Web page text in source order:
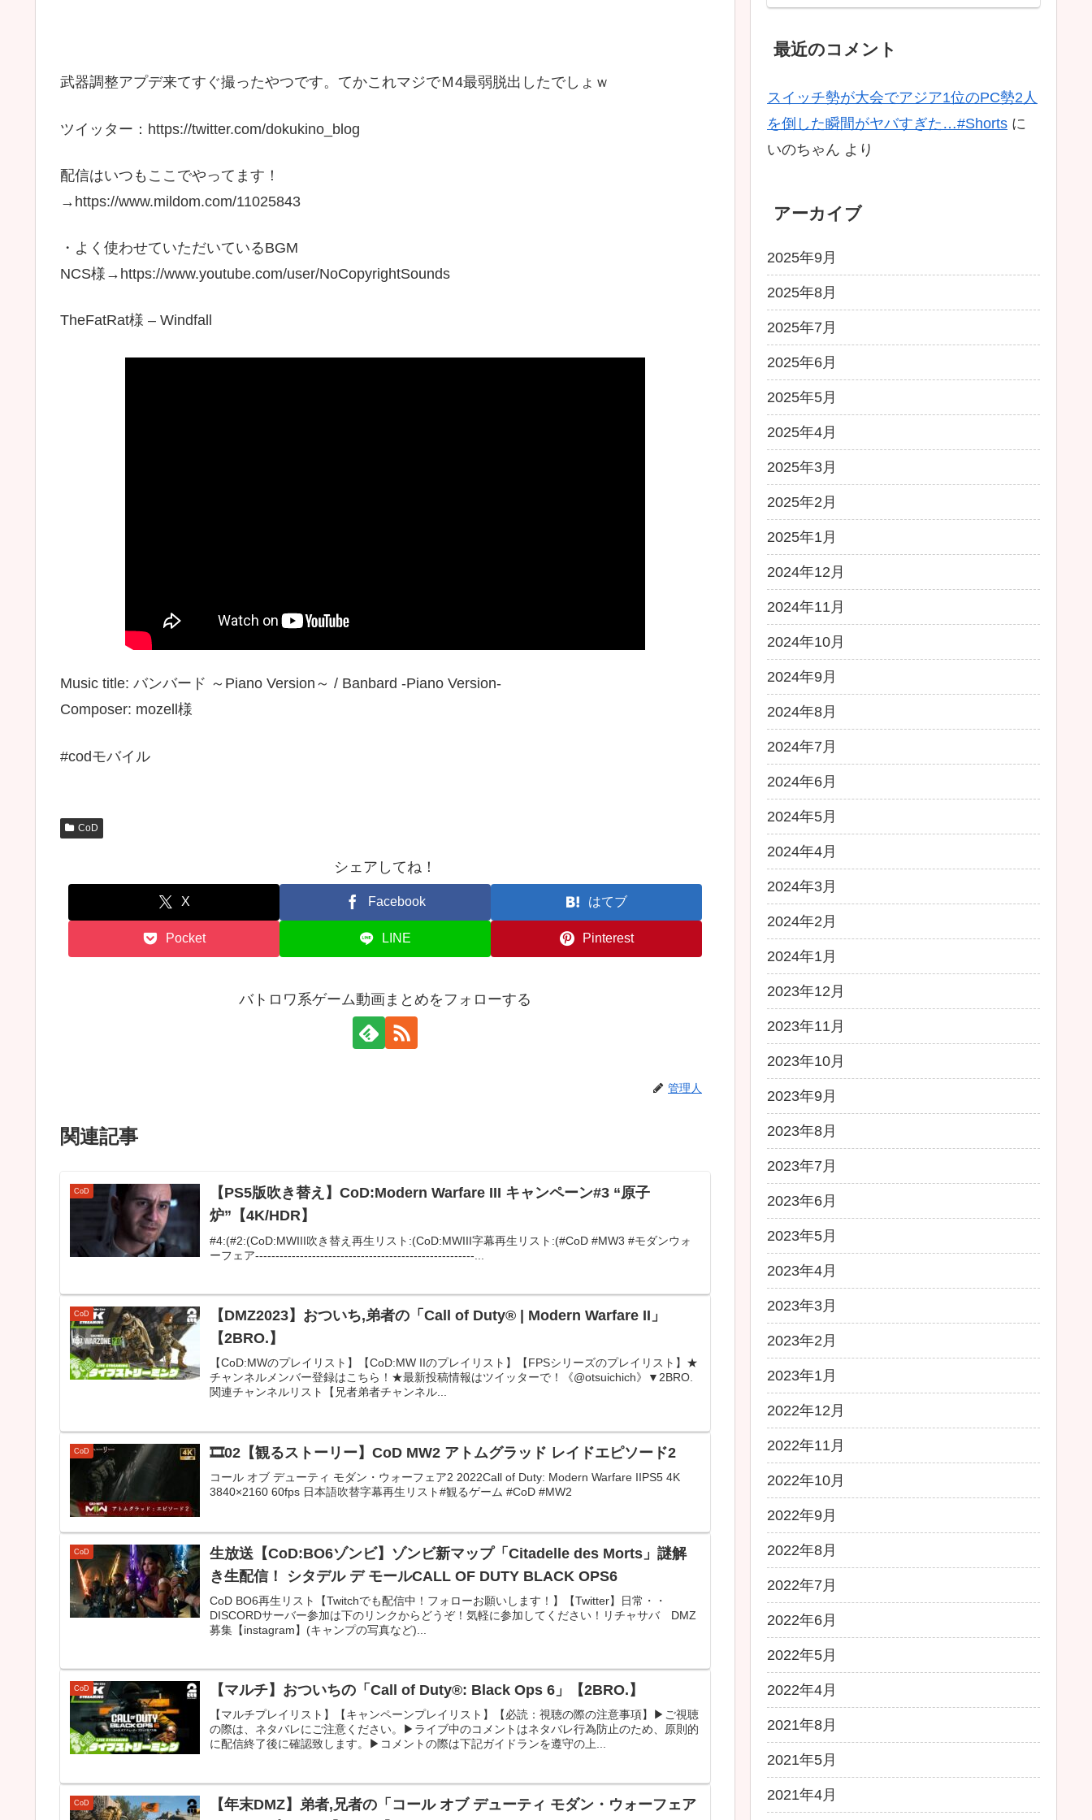
武器調整アプデ来てすぐ撮ったやつです。てかこれマジでＭ4最弱脱出したでしょｗ
ツイッター：https://twitter.com/dokukino_blog
配信はいつもここでやってます！
→https://www.mildom.com/11025843
・よく使わせていただいているBGM
NCS様→https://www.youtube.com/user/NoCopyrightSounds
TheFatRat様 – Windfall
Music title: バンバード ～Piano Version～ / Banbard -Piano Version-
Composer: mozell様
#codモバイル
CoD
シェアしてね！
X Facebook はてブ
Pocket LINE Pinterest
バトロワ系ゲーム動画まとめをフォローする
管理人
関連記事
CoD
【PS5版吹き替え】CoD:Modern Warfare III キャンペーン#3 “原子
炉”【4K/HDR】
#4:(#2:(CoD:MWIII吹き替え再生リスト:(CoD:MWIII字幕再生リスト:(#CoD #MW3 #モダンウォ
ーフェア------------------------------------------------------...
CoD
【DMZ2023】おついち,弟者の「Call of Duty® | Modern Warfare II」
【2BRO.】
【CoD:MWのプレイリスト】【CoD:MW IIのプレイリスト】【FPSシリーズのプレイリスト】★
チャンネルメンバー登録はこちら！★最新投稿情報はツイッターで！《@otsuichich》▼2BRO.
関連チャンネルリスト【兄者弟者チャンネル...
CoD 🎞02【観るストーリー】CoD MW2 アトムグラッド レイドエピソード2
コール オブ デューティ モダン・ウォーフェア2 2022Call of Duty: Modern Warfare IIPS5 4K
3840×2160 60fps 日本語吹替字幕再生リスト#観るゲーム #CoD #MW2
CoD
生放送【CoD:BO6ゾンビ】ゾンビ新マップ「Citadelle des Morts」謎解
き生配信！ シタデル デ モールCALL OF DUTY BLACK OPS6
CoD BO6再生リスト【Twitchでも配信中！フォローお願いします！】【Twitter】日常・・
DISCORDサーバー参加は下のリンクからどうぞ！気軽に参加してください！リチャサバ DMZ
募集【instagram】(キャンプの写真など)...
CoD 【マルチ】おついちの「Call of Duty®: Black Ops 6」【2BRO.】
【マルチプレイリスト】【キャンペーンプレイリスト】【必読：視聴の際の注意事項】▶ご視聴
の際は、ネタバレにご注意ください。▶ライブ中のコメントはネタバレ行為防止のため、原則的
に配信終了後に確認致します。▶コメントの際は下記ガイドランを遵守の上...
CoD
【年末DMZ】弟者,兄者の「コール オブ デューティ モダン・ウォーフェア
最近のコメント
スイッチ勢が大会でアジア1位のPC勢2人
を倒した瞬間がヤバすぎた…#Shorts に
いのちゃん より
アーカイブ
2025年9月
2025年8月
2025年7月
2025年6月
2025年5月
2025年4月
2025年3月
2025年2月
2025年1月
2024年12月
2024年11月
2024年10月
2024年9月
2024年8月
2024年7月
2024年6月
2024年5月
2024年4月
2024年3月
2024年2月
2024年1月
2023年12月
2023年11月
2023年10月
2023年9月
2023年8月
2023年7月
2023年6月
2023年5月
2023年4月
2023年3月
2023年2月
2023年1月
2022年12月
2022年11月
2022年10月
2022年9月
2022年8月
2022年7月
2022年6月
2022年5月
2022年4月
2021年8月
2021年5月
2021年4月